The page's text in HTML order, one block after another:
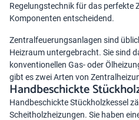
Regelungstechnik für das perfekte
Komponenten entscheidend.
Zentralfeuerungsanlagen sind
Heizraum untergebracht. Sie sind
konventionellen Gas- oder
gibt es zwei Arten von
Handbeschickte
Handbeschickte Stückholzkessel
Scheitholzheizungen. Sie haben